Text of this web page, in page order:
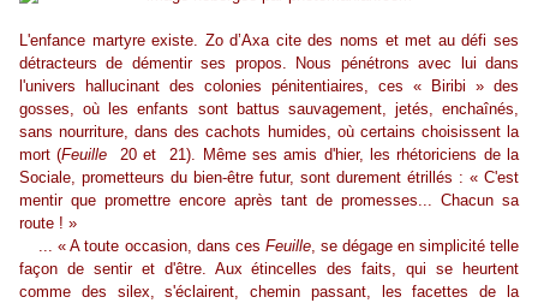
L'enfance martyre existe. Zo d’Axa cite des noms et met au défi ses
détracteurs de démentir ses propos. Nous pénétrons avec lui dans
l'univers hallucinant des colonies pénitentiaires, ces « Biribi » des
gosses, où les enfants sont battus sauvagement, jetés, enchaînés,
sans nourriture, dans des cachots humides, où certains choisissent la
mort (Feuille
20 et 21). Même ses amis d'hier, les rhétoriciens de la
Sociale, prometteurs du bien-être futur, sont durement étrillés : « C'est
mentir que promettre encore après tant de promesses... Chacun sa
route ! »
... « A toute occasion, dans ces Feuille, se dégage en simplicité telle
façon de sentir et d'être. Aux étincelles des faits, qui se heurtent
comme des silex, s'éclairent, chemin passant, les facettes de la